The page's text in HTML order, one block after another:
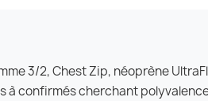
3/2, Chest Zip, néoprène
à confirmés cherchant